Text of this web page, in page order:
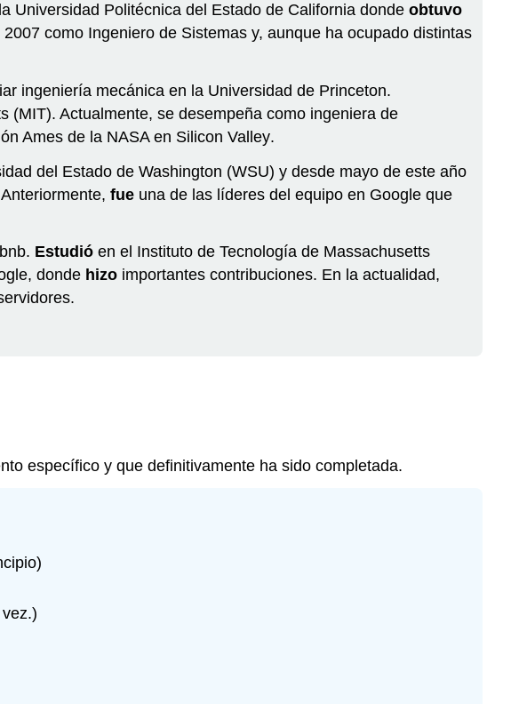
CNET
en
del
pretérito
usos
A
¿Cuándo
usamos
este
en
Universidad Politécnica del Estado de California donde obtuvo
2007 como Ingeniero de Sistemas y, aunque ha ocupado distintas
ingeniería mecánica en la Universidad de Princeton.
(MIT). Actualmente, se desempeña como ingeniera de
Ames de la NASA en Silicon Valley.
del Estado de Washington (WSU) y desde mayo de este año
fue una de las líderes del equipo en Google que
Estudió en el Instituto de Tecnología de Massachusetts
donde hizo importantes contribuciones. En la actualidad,
específico y que definitivamente ha sido completada.